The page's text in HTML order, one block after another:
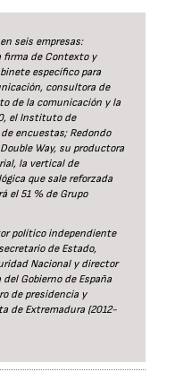
seis empresas:
firma de Contexto y
específico para
consultora de
de la comunicación y la
el Instituto de
encuestas; Redondo
Way, su productora
la vertical de
que sale reforzada
el 51 % de Grupo
político independiente
de Estado,
Nacional y director
Gobierno de España
de presidencia y
de Extremadura (2012-